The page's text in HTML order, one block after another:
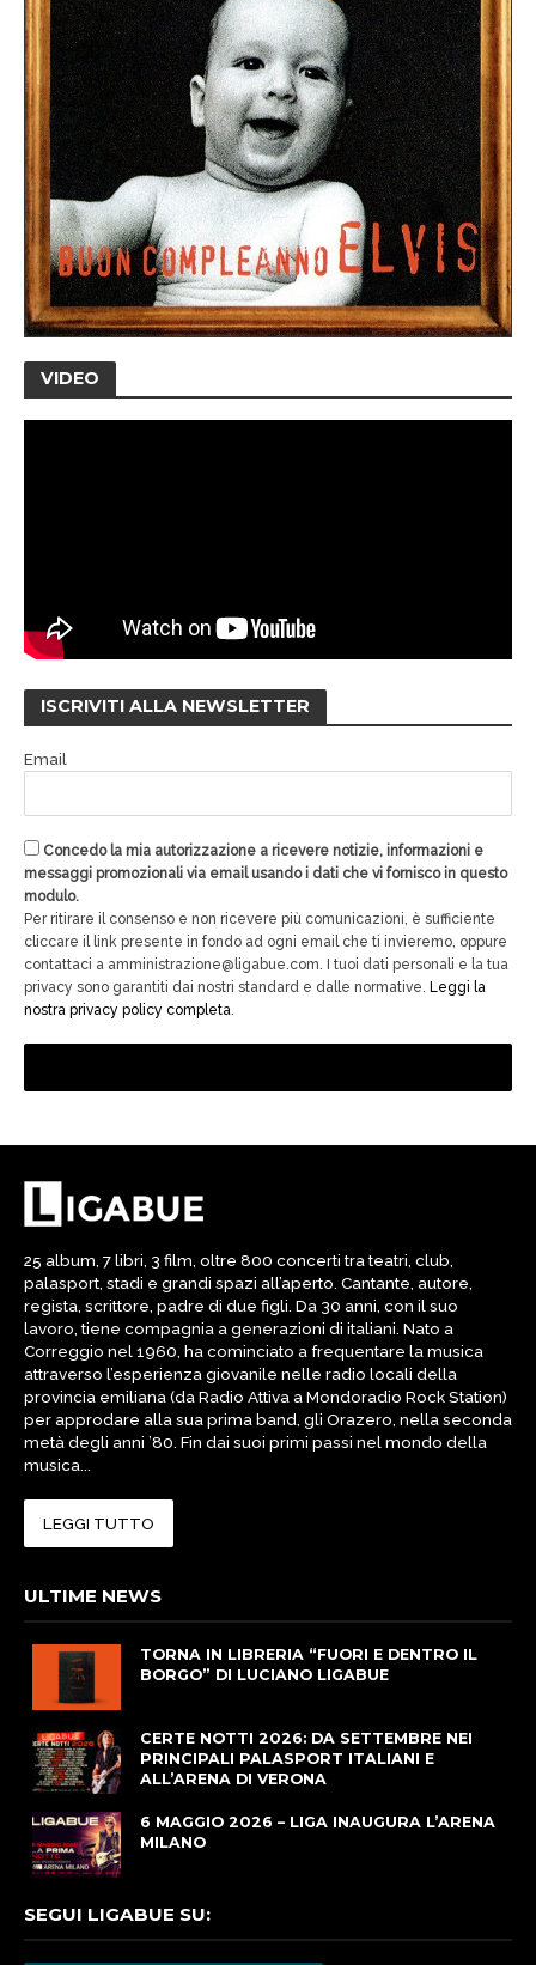
VIDEO
ISCRIVITI ALLA NEWSLETTER
Email
Concedo la mia autorizzazione a ricevere notizie, informazioni e
messaggi promozionali via email usando i dati che vi fornisco in questo
modulo.
Per ritirare il consenso e non ricevere più comunicazioni, è sufficiente
cliccare il link presente in fondo ad ogni email che ti invieremo, oppure
contattaci a amministrazione@ligabue.com. I tuoi dati personali e la tua
privacy sono garantiti dai nostri standard e dalle normative. Leggi la
nostra privacy policy completa.
25 album, 7 libri, 3 film, oltre 800 concerti tra teatri, club,
palasport, stadi e grandi spazi all’aperto. Cantante, autore,
regista, scrittore, padre di due figli. Da 30 anni, con il suo
lavoro, tiene compagnia a generazioni di italiani. Nato a
Correggio nel 1960, ha cominciato a frequentare la musica
attraverso l’esperienza giovanile nelle radio locali della
provincia emiliana (da Radio Attiva a Mondoradio Rock Station)
per approdare alla sua prima band, gli Orazero, nella seconda
metà degli anni ’80. Fin dai suoi primi passi nel mondo della
musica...
LEGGI TUTTO
ULTIME NEWS
TORNA IN LIBRERIA “FUORI E DENTRO IL
BORGO” DI LUCIANO LIGABUE
CERTE NOTTI 2026: DA SETTEMBRE NEI
PRINCIPALI PALASPORT ITALIANI E
ALL’ARENA DI VERONA
6 MAGGIO 2026 – LIGA INAUGURA L’ARENA
MILANO
SEGUI LIGABUE SU: